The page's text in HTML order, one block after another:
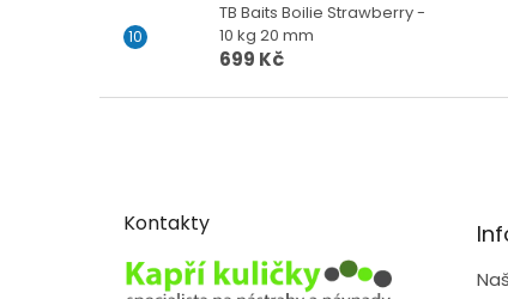
TB Baits Boilie Strawberry -
10 kg 20 mm
699 Kč
Kontakty